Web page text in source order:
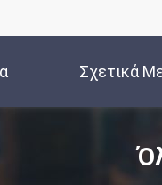
Σχετικά
Εμάς